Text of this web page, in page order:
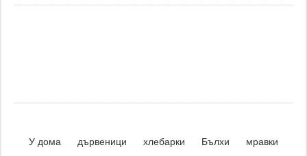
У дома дървеници хлебарки Бълхи
мравки